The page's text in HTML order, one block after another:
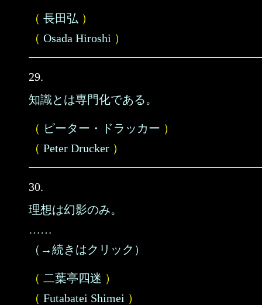
（ 長田弘 ）
（ Osada Hiroshi ）
29.
知識とは専門化である。
（ ピーター・ドラッカー ）
（ Peter Drucker ）
30.
理想は幻影のみ。
……
（→続きはクリック）
（ 二葉亭四迷 ）
（ Futabatei Shimei ）